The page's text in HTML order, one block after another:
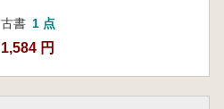
古書 1 点
1,584 円